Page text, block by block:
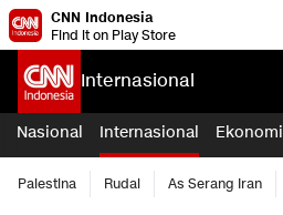
CNN Indonesia
Find it on Play Store
Internasional
Nasional Internasional Ekonomi
Palestina Rudal As Serang Iran